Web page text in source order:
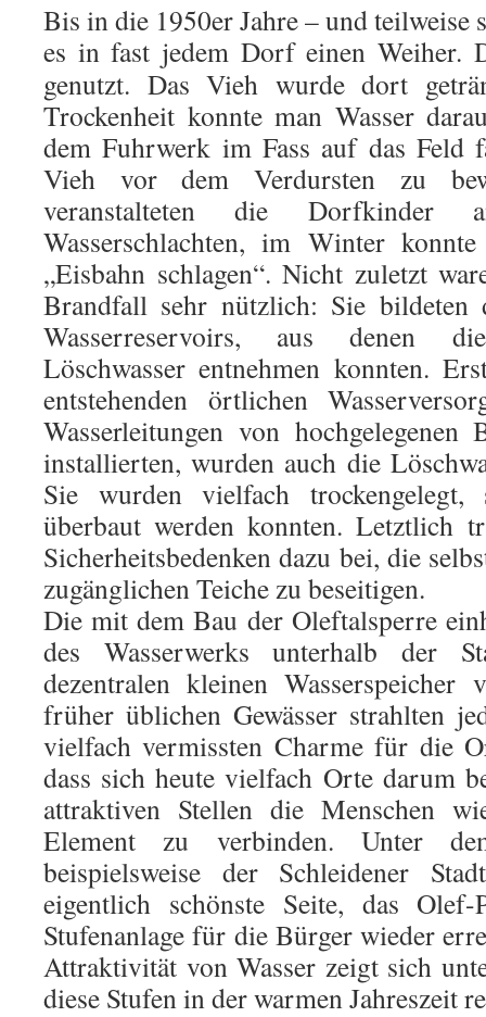
Bis in die 1950er Jahre – und teilweise
es in fast jedem Dorf einen Weiher.
genutzt. Das Vieh wurde dort
Trockenheit konnte man Wasser
dem Fuhrwerk im Fass auf das Feld
Vieh vor dem Verdursten zu
veranstalteten die Dorfkinder
Wasserschlachten, im Winter
„Eisbahn schlagen“. Nicht zuletzt
Brandfall sehr nützlich: Sie bildeten
Wasserreservoirs, aus denen
Löschwasser entnehmen konnten.
entstehenden örtlichen
Wasserleitungen von
installierten, wurden auch die
Sie wurden vielfach
überbaut werden konnten. Letztlich
Sicherheitsbedenken dazu bei, die
zugänglichen Teiche zu beseitigen.
Die mit dem Bau der Oleftalsperre
des Wasserwerks unterhalb der
dezentralen kleinen
früher üblichen Gewässer strahlten
vielfach vermissten Charme für die
dass sich heute vielfach Orte darum
attraktiven Stellen die Menschen
Element zu verbinden. Unter
beispielsweise der Schleidener
eigentlich schönste Seite, das Olef-
Stufenanlage für die Bürger wieder
Attraktivität von Wasser zeigt sich
diese Stufen in der warmen Jahreszeit